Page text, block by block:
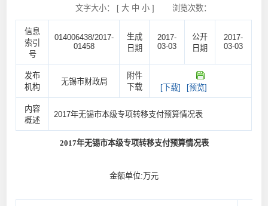
文字大小： [ 大 中 小] 浏览次数：
信息
索引
号
014006438/2017-
01458
生成
日期
2017-
03-03
公开
日期
2017-
03-03
发布
机构
无锡市财政局
附件
下载
[下载] [预览]
内容
概述
2017年无锡市本级专项转移支付预算情况表
2017年无锡市本级专项转移支付预算情况表
金额单位:万元